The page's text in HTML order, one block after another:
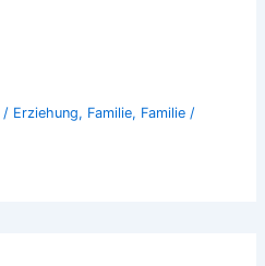
/ Erziehung, Familie, Familie /